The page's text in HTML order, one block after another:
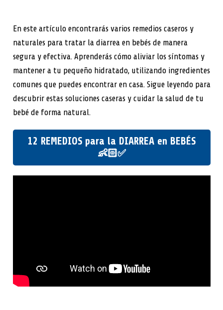
En este artículo encontrarás varios remedios caseros y
naturales para tratar la diarrea en bebés de manera
segura y efectiva. Aprenderás cómo aliviar los síntomas y
mantener a tu pequeño hidratado, utilizando ingredientes
comunes que puedes encontrar en casa. Sigue leyendo para
descubrir estas soluciones caseras y cuidar la salud de tu
bebé de forma natural.
12 REMEDIOS para la DIARREA en BEBÉS
👶🏻✅